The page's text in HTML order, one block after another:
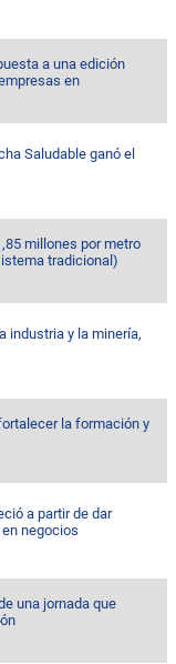
a una edición
en
Saludable ganó el
millones por metro
tradicional)
industria y la minería,
la formación y
a partir de dar
negocios
una jornada que